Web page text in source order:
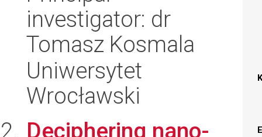
investigator: dr
Tomasz Kosmala
Uniwersytet
Wrocławski
Deciphering nano-